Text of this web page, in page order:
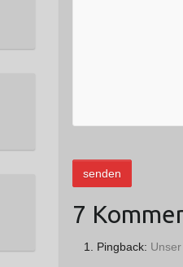
7
Pingback: